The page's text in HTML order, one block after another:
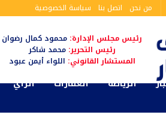
من نحن اتصل بنا سياسة الخصوصية
رئيس مجلس الإدارة: محمود كمال رضوان
رئيس التحرير:محمد شاكر
المستشار القانوني: اللواء أيمن عبود
الرياضة العقارات الرأي